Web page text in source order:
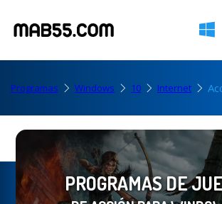
Programas Windows 10 Internet
PROGRAMAS DE